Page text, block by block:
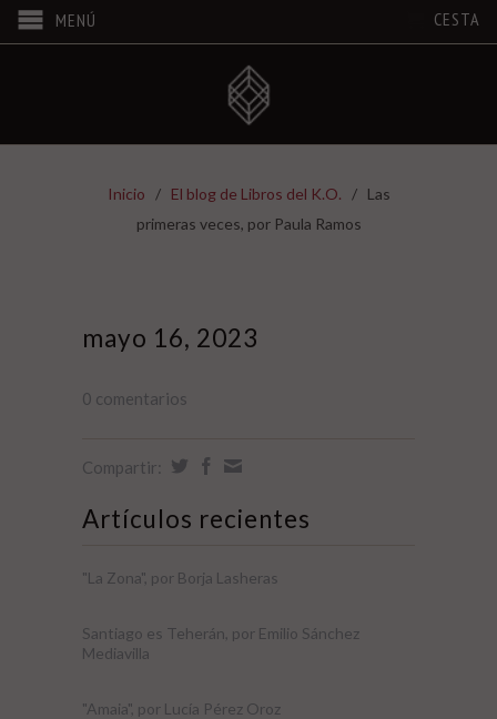
MENÚ CESTA
Inicio / El blog de Libros del K.O. / Las
primeras veces, por Paula Ramos
mayo 16, 2023
0 comentarios
Compartir:
Artículos recientes
"La Zona", por Borja Lasheras
Santiago es Teherán, por Emilio Sánchez
Mediavilla
"Amaia", por Lucía Pérez Oroz